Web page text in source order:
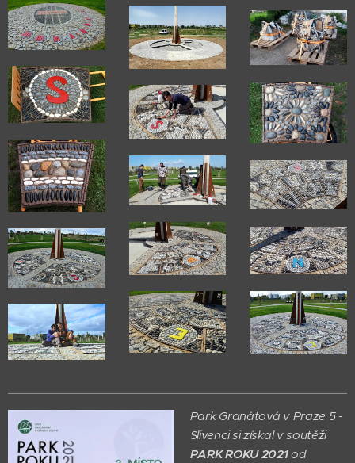
Park Granátová v Praze 5 -
Slivenci si získal v soutěži
PARK ROKU 2021od